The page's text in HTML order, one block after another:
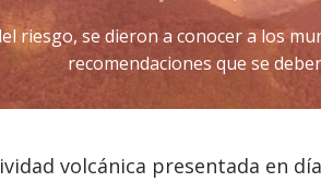
riesgo, se dieron a conocer a los
recomendaciones que se
volcánica presentada en